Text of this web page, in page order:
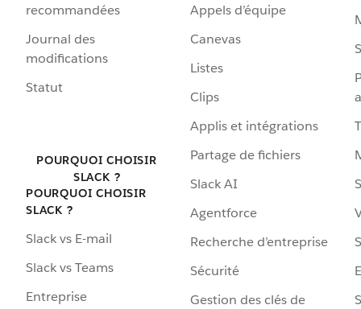
recommandées
Journal des
modifications
Statut
POURQUOI CHOISIR
SLACK ?
POURQUOI CHOISIR
SLACK ?
Slack vs E-mail
Slack vs Teams
Entreprise
Appels d’équipe
Canevas
Listes
Clips
Applis et intégrations
Partage de fichiers
Slack AI
Agentforce
Recherche d’entreprise
Sécurité
Gestion des clés de